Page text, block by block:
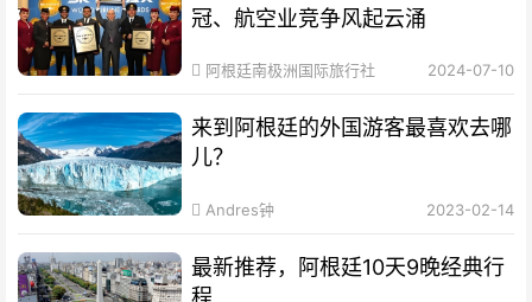
冠、航空业竞争风起云涌
阿根廷南极洲国际旅行社 2024-07-10
来到阿根廷的外国游客最喜欢去哪
儿？
Andres钟 2023-02-14
最新推荐，阿根廷10天9晚经典行
程